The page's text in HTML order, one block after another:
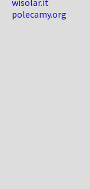
wisolar.it
polecamy.org